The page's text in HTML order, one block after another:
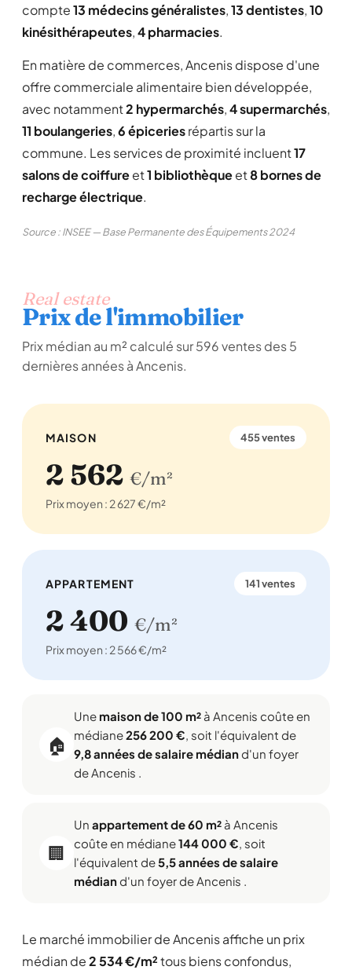
compte13 médecins généralistes,13 dentistes,10
kinésithérapeutes,4 pharmacies.
En matière de commerces, Ancenis dispose d'une
offre commerciale alimentaire bien développée,
avec notamment2 hypermarchés,4 supermarchés,
11 boulangeries,6 épiceriesrépartis sur la
commune. Les services de proximité incluent17
salons de coiffureet1 bibliothèqueet8 bornes de
recharge électrique.
Source : INSEE — Base Permanente des Équipements 2024
Real estate
Prix de l'immobilier
Prix médian au m² calculé sur 596 ventes des 5
dernières années à Ancenis.
MAISON 455 ventes
2 562 €/m²
Prix moyen : 2 627 €/m²
APPARTEMENT 141 ventes
2 400 €/m²
Prix moyen : 2 566 €/m²
🏠
Une maison de 100 m² à Ancenis coûte en
médiane256 200 €, soit l'équivalent de
9,8 années de salaire médiand'un foyer
de Ancenis .
🏢
Un appartement de 60 m² à Ancenis
coûte en médiane144 000 €, soit
l'équivalent de5,5 années de salaire
médiand'un foyer de Ancenis .
Le marché immobilier de Ancenis affiche un prix
médian de2 534 €/m²tous biens confondus,